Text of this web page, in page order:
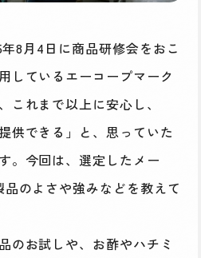
8月4日に商品研修会をおこ
しているエーコープマーク
これまで以上に安心し、
供できる」と、思っていた
。今回は、選定したメー
のよさや強みなどを教えて
のお試しや、お酢やハチミ